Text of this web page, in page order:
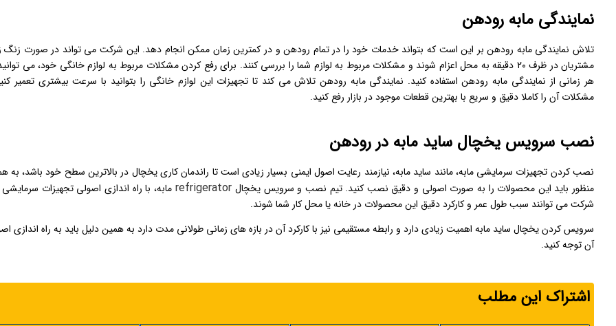
نمایندگی مابه رودهن
تلاش نمایندگی مابه رودهن بر این است که بتواند خدمات خود را در تمام رودهن و در کمترین زمان ممکن انجام دهد. این شرکت می تواند در صورت زنگ
مشتریان در ظرف ۲۰ دقیقه به محل اعزام شوند و مشکلات مربوط به لوازم شما را بررسی کنند. برای رفع کردن مشکلات مربوط به لوازم خانگی خود، می
هر زمانی از نمایندگی مابه رودهن استفاده کنید. نمایندگی مابه رودهن تلاش می کند تا تجهیزات این لوازم خانگی را بتوانید با سرعت بیشتری تعمیر
مشکلات آن را کاملا دقیق و سریع با بهترین قطعات موجود در بازار رفع کنید.
نصب سرویس یخچال ساید مابه در رودهن
نصب کردن تجهیزات سرمایشی مابه، مانند ساید مابه، نیازمند رعایت اصول ایمنی بسیار زیادی است تا راندمان کاری یخچال در بالاترین سطح خود باشد، به
منظور باید این محصولات را به صورت اصولی و دقیق نصب کنید. تیم نصب و سرویس یخچالrefrigerator
مابه، با راه اندازی اصولی تجهیزات
شرکت می توانند سبب طول عمر و کارکرد دقیق این محصولات در خانه یا محل کار شما شوند.
سرویس کردن یخچال ساید مابه اهمیت زیادی دارد و رابطه مستقیمی نیز با کارکرد آن در بازه های زمانی طولانی مدت دارد به همین دلیل باید به راه اندازی
آن توجه کنید.
اشتراک این مطلب